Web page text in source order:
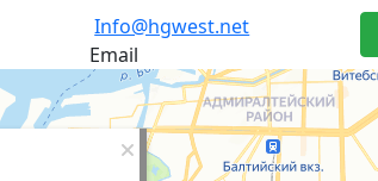
Info@hgwest.net
Email